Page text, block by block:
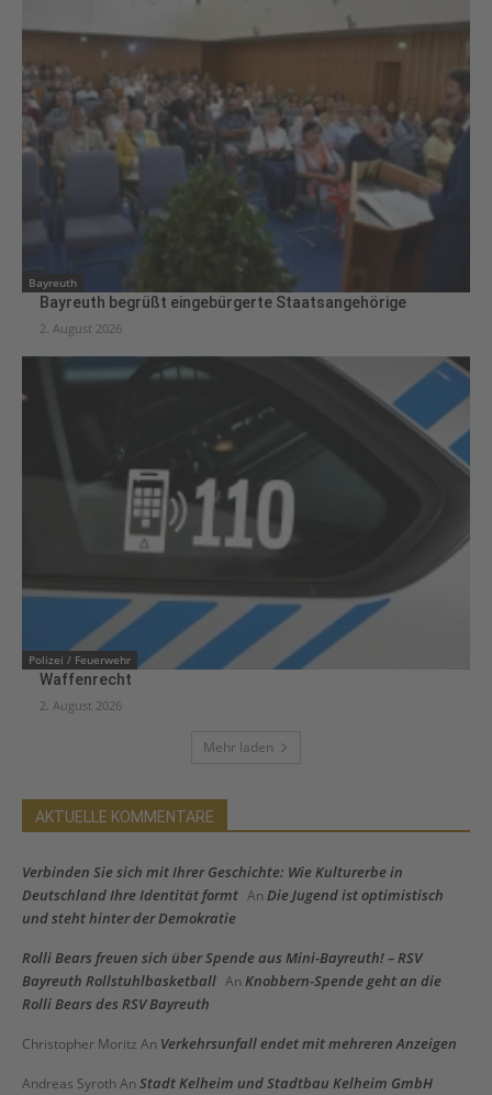
Bayreuth
Bayreuth begrüßt eingebürgerte Staatsangehörige
2. August 2026
Polizei / Feuerwehr
Waffenrecht
2. August 2026
Mehr laden
AKTUELLE KOMMENTARE
Verbinden Sie sich mit Ihrer Geschichte: Wie Kulturerbe in
Deutschland Ihre Identität formt An Die Jugend ist optimistisch
und steht hinter der Demokratie
Rolli Bears freuen sich über Spende aus Mini-Bayreuth! – RSV
Bayreuth Rollstuhlbasketball An Knobbern-Spende geht an die
Rolli Bears des RSV Bayreuth
Christopher Moritz An Verkehrsunfall endet mit mehreren Anzeigen
Andreas Syroth An Stadt Kelheim und Stadtbau Kelheim GmbH